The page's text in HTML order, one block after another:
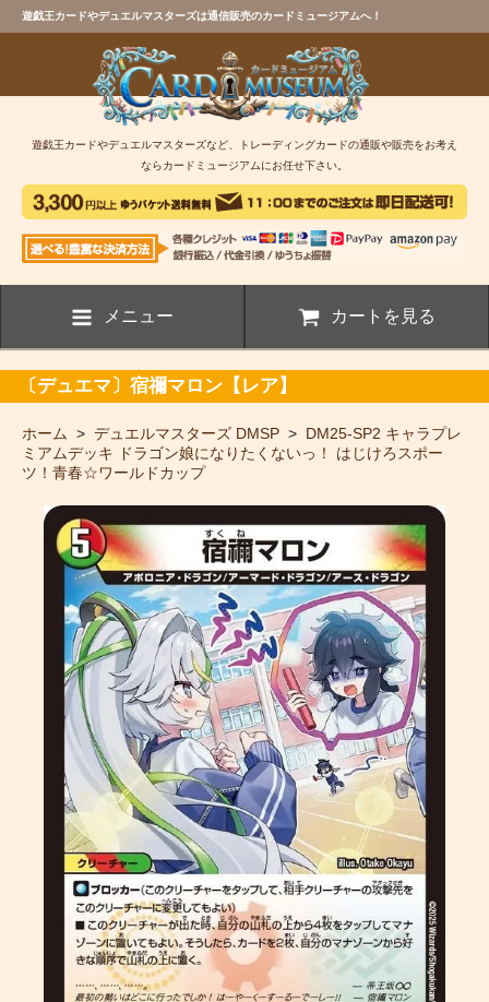
遊戯王カードやデュエルマスターズは通信販売のカードミュージアムへ！
遊戯王カードやデュエルマスターズなど、トレーディングカードの通販や販売をお考え
ならカードミュージアムにお任せ下さい。
メニュー カートを見る
〔デュエマ〕宿禰マロン【レア】
ホーム > デュエルマスターズ DMSP > DM25-SP2 キャラプレ
ミアムデッキ ドラゴン娘になりたくないっ！ はじけろスポー
ツ！青春☆ワールドカップ